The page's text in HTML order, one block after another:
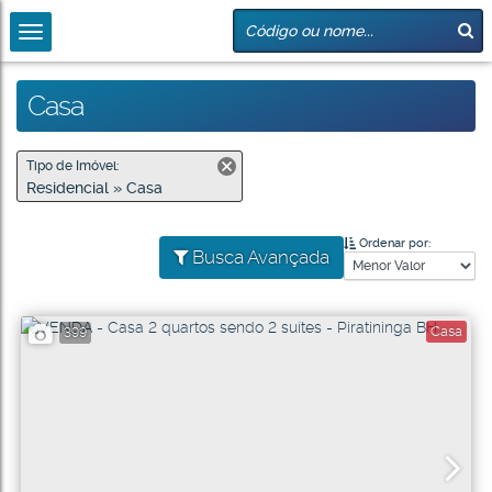
Casa
Tipo de Imóvel:
Residencial » Casa
Busca Avançada
Ordenar por:
399 Casa